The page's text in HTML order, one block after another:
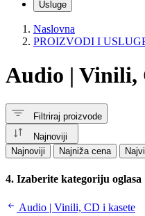
Ostalo
Industrijska oprema
Drvo
Metal
Hrana
Tekstil i koža
Plastika
Ambalaža
Papir
Guma
Proizvodne linije
Mašine | Razno
Elektro i
Komunalna oprema
Usluge
Naslovna
PROIZVODI I
Audio | Vinili,
Filtriraj proizvode
Najnoviji
Najnoviji
Najniža cena
4. Izaberite kategoriju oglasa
Audio | Vinili, CD i kasete